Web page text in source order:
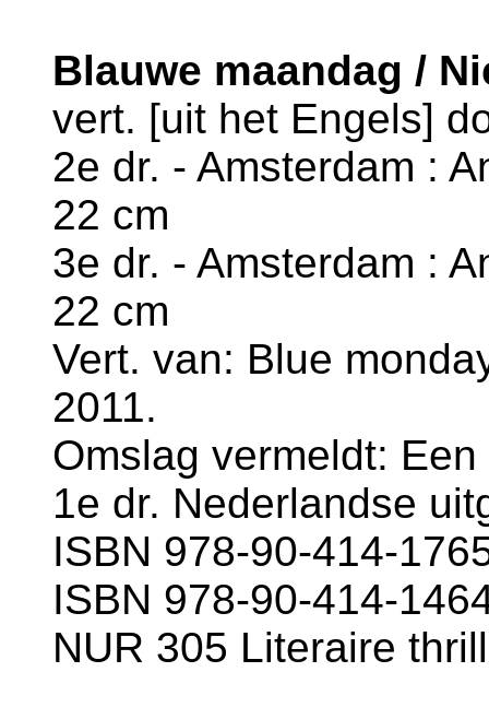
Blauwe maandag /
vert. [uit het Engels]
2e dr. - Amsterdam :
22 cm
3e dr. - Amsterdam :
22 cm
Vert. van: Blue
2011.
Omslag vermeldt:
1e dr. Nederlandse
ISBN 978-90-414-
ISBN 978-90-414-
NUR 305 Literaire